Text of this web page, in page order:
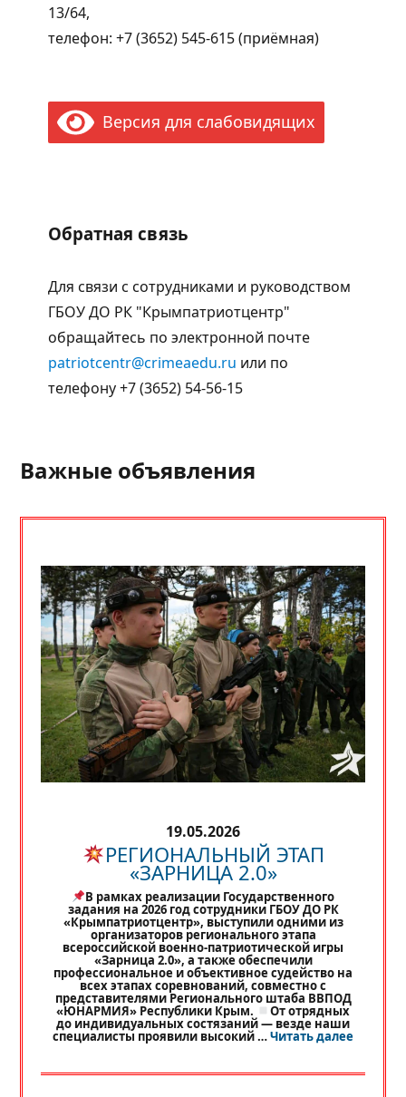
13/64,
телефон: +7 (3652) 545-615 (приёмная)
Версия для слабовидящих
Обратная связь
Для связи с сотрудниками и руководством
ГБОУ ДО РК "Крымпатриотцентр"
обращайтесь по электронной почте
patriotcentr@crimeaedu.ru или по
телефону +7 (3652) 54-56-15
Важные объявления
19.05.2026
РЕГИОНАЛЬНЫЙ ЭТАП
«ЗАРНИЦА 2.0»
В рамках реализации Государственного
задания на 2026 год сотрудники ГБОУ ДО РК
«Крымпатриотцентр», выступили одними из
организаторов регионального этапа
всероссийской военно-патриотической игры
«Зарница 2.0», а также обеспечили
профессиональное и объективное судейство на
всех этапах соревнований, совместно с
представителями Регионального штаба ВВПОД
«ЮНАРМИЯ» Республики Крым. От отрядных
до индивидуальных состязаний — везде наши
специалисты проявили высокий …Читать далее«